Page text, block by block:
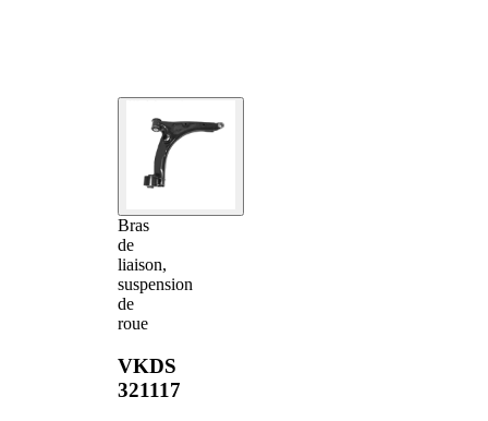
Bras
de
liaison,
suspension
de
roue
VKDS
321117